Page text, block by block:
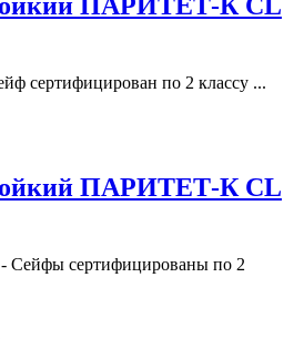
сертифицирован по 2 классу ...
ПАРИТЕТ-К CL
Сейфы сертифицированы по 2